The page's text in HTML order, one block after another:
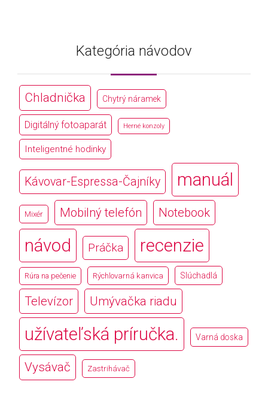
Kategória návodov
Chladnička Chytrý náramek
Digitálný fotoaparát Herné konzoly
Inteligentné hodinky
Kávovar-Espressa-Čajníky manuál
Mixér Mobilný telefón Notebook
návod Práčka recenzie
Rúra na pečenie Rýchlovarná kanvica Slúchadlá
Televízor Umývačka riadu
užívateľská príručka. Varná doska
Vysávač Zastrihávač